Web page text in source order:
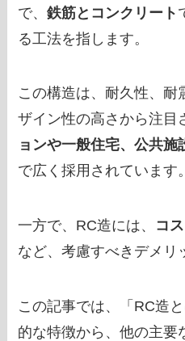
で、鉄筋とコンクリート
る工法を指します。
この構造は、耐久性、
ザイン性の高さから注目
ョンや一般住宅、公共施
で広く採用されています。
一方で、RC造には、 コ
など、考慮すべきデメリ
この記事では、「RC造
的な特徴から、他の主要